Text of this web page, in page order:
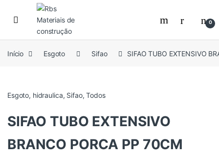
Skip to navigation
Skip to content
0
Início Esgoto Sifao SIFAO TUBO EXTENSIVO
Esgoto, hidraulica, Sifao,Todos
SIFAO TUBO EXTENSIVO
BRANCO PORCA PP 70CM